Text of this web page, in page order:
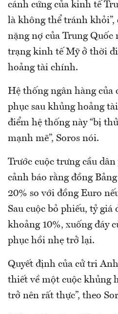
cánh cứng của kinh tế
là không thể tránh
nặng nợ của Trung
trạng kinh tế Mỹ ở thời
hoảng tài chính.
Hệ thống ngân hàng của
phục sau khủng hoảng
điểm hệ thống này “bị
mạnh mẽ”, Soros nói.
Trước cuộc trưng cầu
cảnh báo rằng đồng
20% so với đồng Euro
Sau cuộc bỏ phiếu, tỷ giá
khoảng 10%, xuống đáy
phục hồi nhẹ trở lại.
Quyết định của cử tri
thiết về một cuộc khủng
trở nên rất thực”, theo